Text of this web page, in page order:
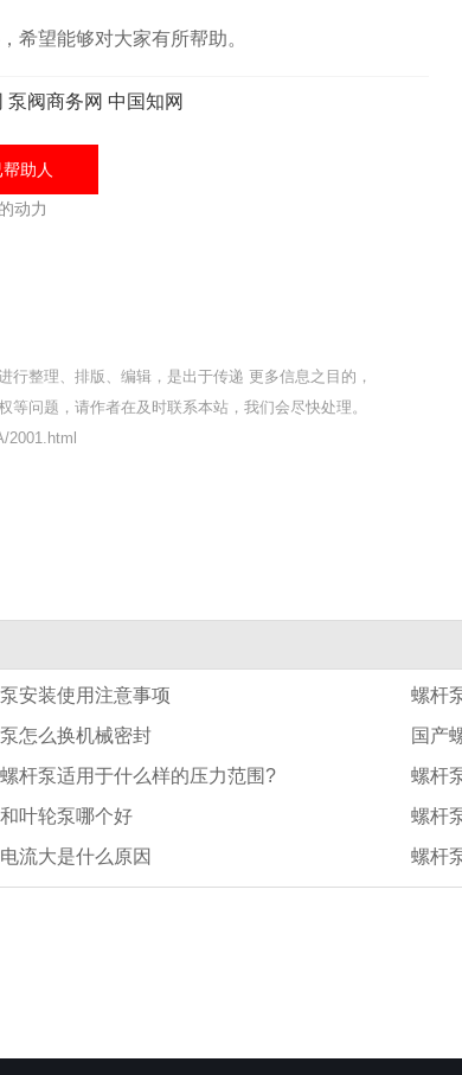
望能够对大家有所帮助。
泵阀商务网 中国知网
帮助人
动力
整理、排版、编辑，是出于传递 更多信息之目的，
问题，请作者在及时联系本站，我们会尽快处理。
2001.html
安装使用注意事项
螺杆
怎么换机械密封
国产
杆泵适用于什么样的压力范围?
螺杆
叶轮泵哪个好
螺杆
流大是什么原因 螺杆